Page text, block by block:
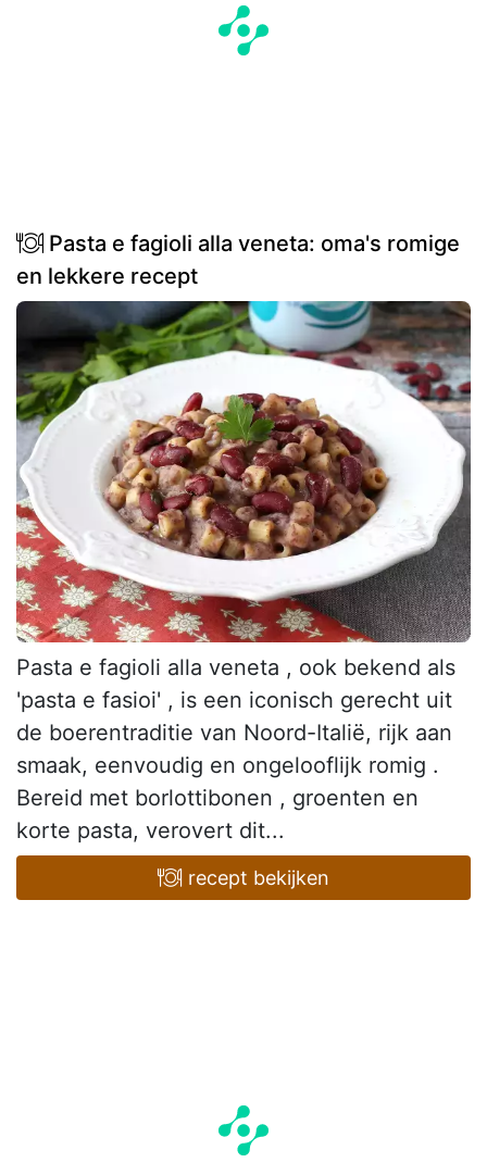
Pasta e fagioli alla veneta: oma's romige
en lekkere recept
Pasta e fagioli alla veneta , ook bekend als
'pasta e fasioi' , is een iconisch gerecht uit
de boerentraditie van Noord-Italië, rijk aan
smaak, eenvoudig en ongelooflijk romig .
Bereid met borlottibonen , groenten en
korte pasta, verovert dit...
recept bekijken